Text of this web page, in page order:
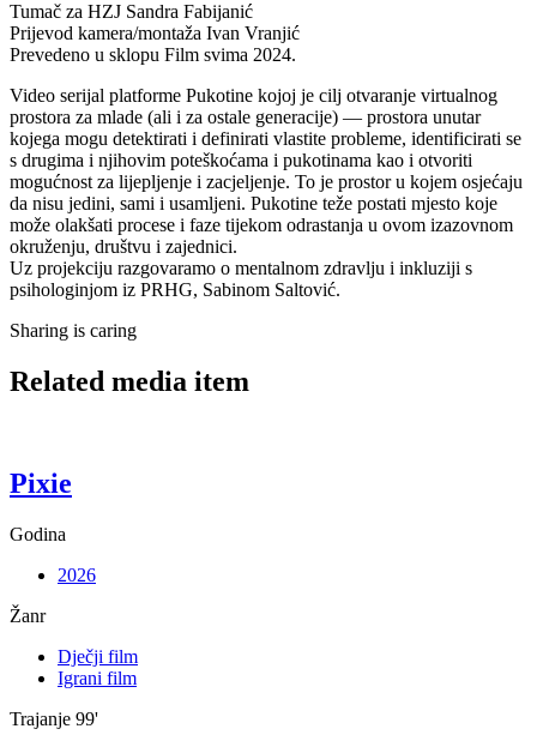
Tumač za HZJ Sandra Fabijanić
Prijevod kamera/montaža Ivan Vranjić
Prevedeno u sklopu Film svima 2024.
Video serijal platforme Pukotine kojoj je cilj otvaranje virtualnog
prostora za mlade (ali i za ostale generacije) — prostora unutar
kojega mogu detektirati i definirati vlastite probleme, identificirati se
s drugima i njihovim poteškoćama i pukotinama kao i otvoriti
mogućnost za lijepljenje i zacjeljenje. To je prostor u kojem osjećaju
da nisu jedini, sami i usamljeni. Pukotine teže postati mjesto koje
može olakšati procese i faze tijekom odrastanja u ovom izazovnom
okruženju, društvu i zajednici.
Uz projekciju razgovaramo o mentalnom zdravlju i inkluziji s
psihologinjom iz PRHG, Sabinom Saltović.
Sharing is caring
Related media item
Pixie
Godina
2026
Žanr
Dječji film
Igrani film
Trajanje 99'